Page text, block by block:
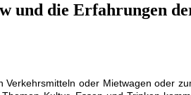
und die Erfahrungen
oder Mietwagen oder